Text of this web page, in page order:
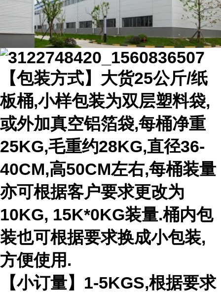
【包装方式】大货25公斤/纸
板桶,小样包装为双层塑料袋,
或外加真空铝箔袋,每桶净重
25KG,毛重约28KG,直径36-
40CM,高50CM左右,每桶装量
亦可根据客户要求更改为
10KG, 15K*0KG装量.桶内包
装也可根据要求换成小包装,
方便使用.
【小订量】1-5KGS,根据要求